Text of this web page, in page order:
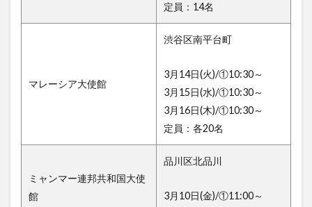
定員：14名
マレーシア大使館
渋谷区南平台町
3月14日(火)/①10:30～
3月15日(水)/①10:30～
3月16日(木)/①10:30～
定員：各20名
ミャンマー連邦共和国大使
館
品川区北品川
3月10日(金)/①11:00～